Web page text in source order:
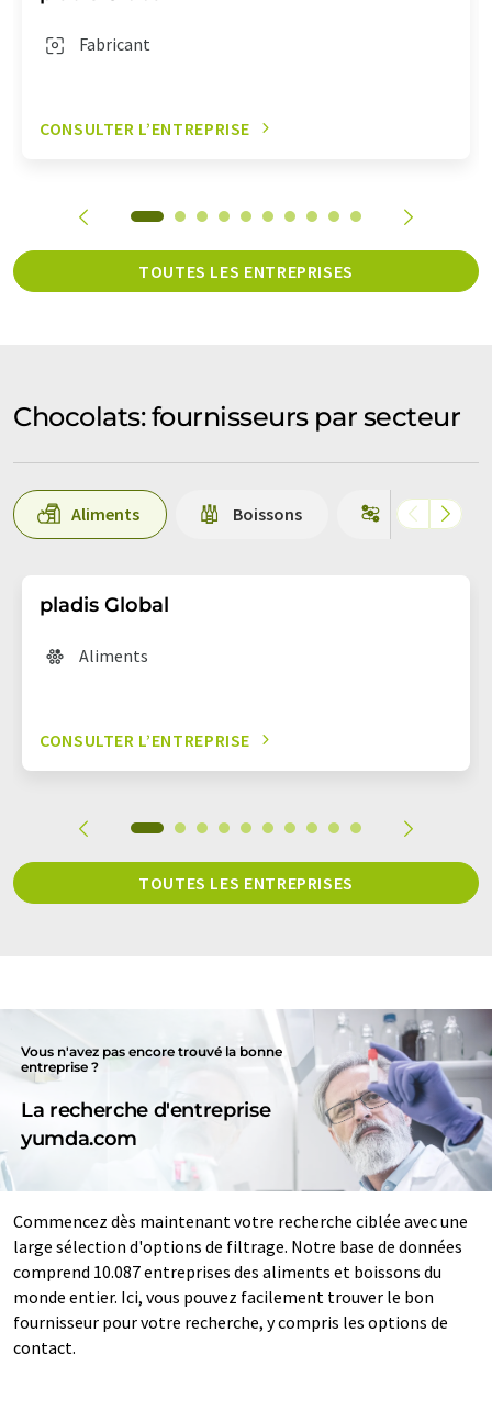
Fabricant
CONSULTER L’ENTREPRISE
TOUTES LES ENTREPRISES
Chocolats: fournisseurs par secteur
Aliments Boissons Technique
pladis Global
Aliments
CONSULTER L’ENTREPRISE
TOUTES LES ENTREPRISES
Vous n'avez pas encore trouvé la bonne
entreprise ?
La recherche d'entreprise
yumda.com
Commencez dès maintenant votre recherche ciblée avec une
large sélection d'options de filtrage. Notre base de données
comprend 10.087 entreprises des aliments et boissons du
monde entier. Ici, vous pouvez facilement trouver le bon
fournisseur pour votre recherche, y compris les options de
contact.